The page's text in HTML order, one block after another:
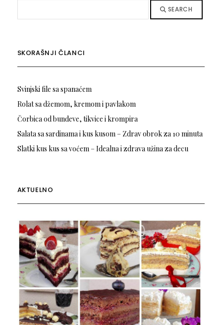
SEARCH
SKORAŠNJI ČLANCI
Svinjski file sa spanaćem
Rolat sa džemom, kremom i pavlakom
Čorbica od bundeve, tikvice i krompira
Salata sa sardinama i kus kusom – Zdrav obrok za 10 minuta
Slatki kus kus sa voćem – Idealna i zdrava užina za decu
AKTUELNO